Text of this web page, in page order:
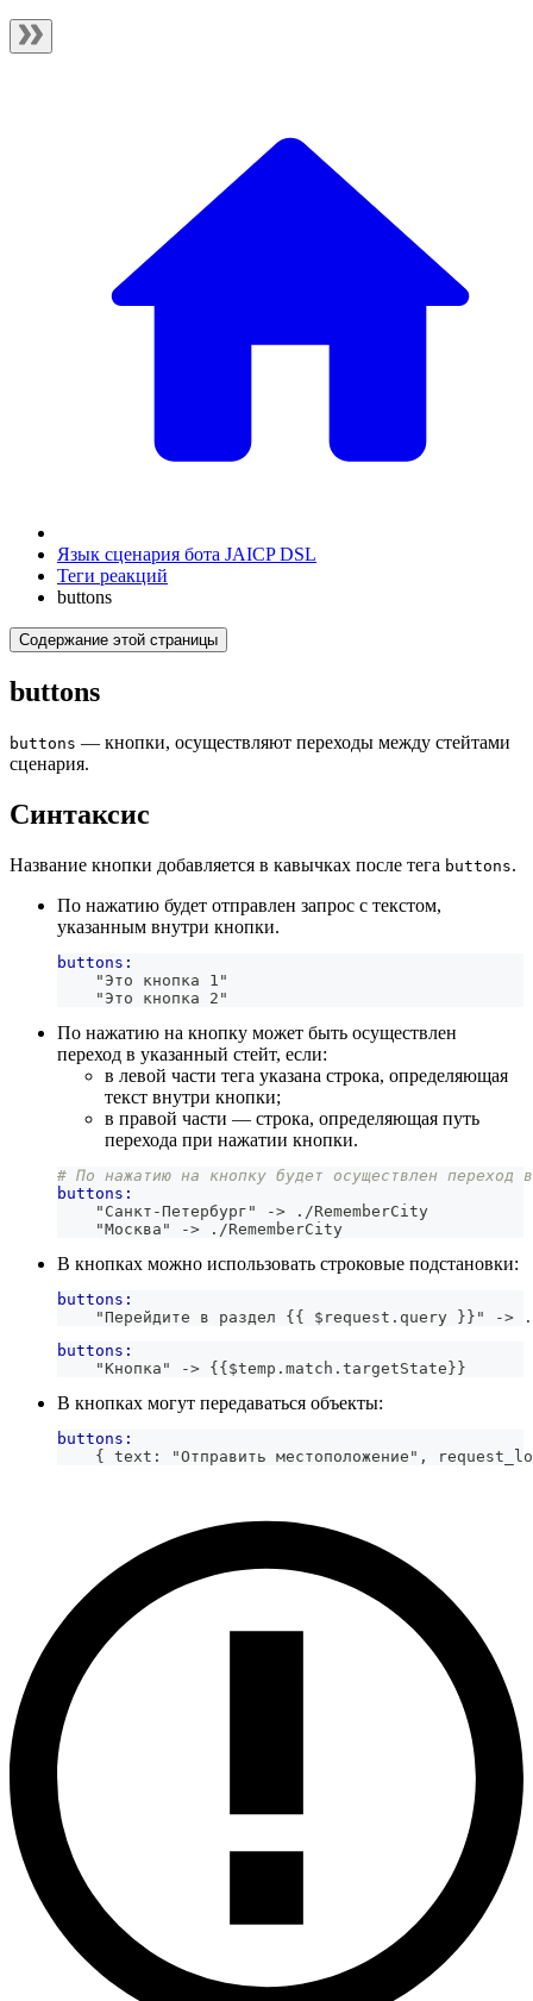
Язык сценария бота JAICP DSL
Теги реакций
buttons
Содержание этой страницы
buttons
buttons — кнопки, осуществляют переходы между стейтами
сценария.
Синтаксис
Название кнопки добавляется в кавычках после тега buttons.
По нажатию будет отправлен запрос с текстом,
указанным внутри кнопки.
buttons:
    "Это кнопка 1"
    "Это кнопка 2"
По нажатию на кнопку может быть осуществлен
переход в указанный стейт, если:
в левой части тега указана строка, определяющая
текст внутри кнопки;
в правой части — строка, определяющая путь
перехода при нажатии кнопки.
# По нажатию на кнопку будет осуществлен переход
buttons:
    "Санкт-Петербург" -> ./RememberCity
    "Москва" -> ./RememberCity
В кнопках можно использовать строковые подстановки:
buttons:
    "Перейдите в раздел
{{ $request . query }} " ->
buttons:
    "Кнопка" ->
{{$temp . match . targetState}}
В кнопках могут передаваться объекты:
buttons:
{ text: "Отправить местоположение",